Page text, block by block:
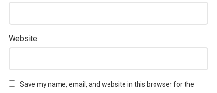
Website:
Save my name, email, and website in this browser for the